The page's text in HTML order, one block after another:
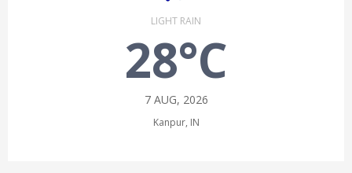
LIGHT RAIN
28°C
7 AUG, 2026
Kanpur, IN